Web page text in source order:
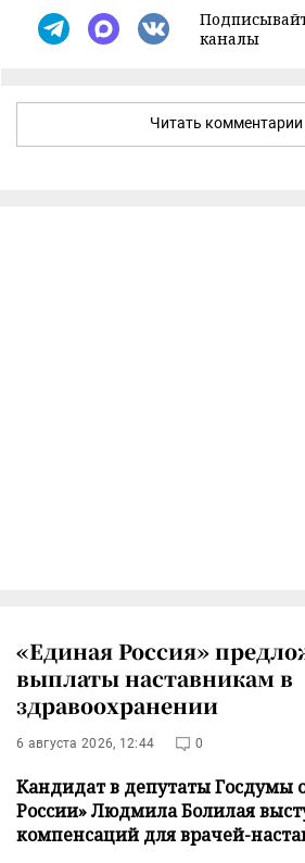
каналы
Читать комментарии
«Единая Россия»
выплаты наставникам в
здравоохранении
6 августа 2026, 12:44 0
Кандидат в депутаты Госдумы
России» Людмила Болилая
компенсаций для врачей-